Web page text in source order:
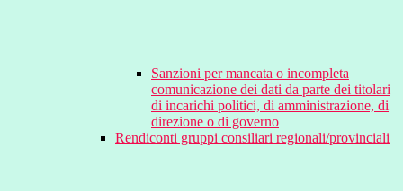
Sanzioni per mancata o incompleta
comunicazione dei dati da parte dei titolari
di incarichi politici, di amministrazione, di
direzione o di governo
Rendiconti gruppi consiliari regionali/provinciali